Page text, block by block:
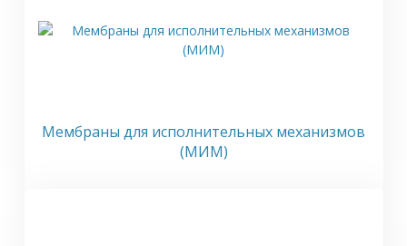
Мембраны для исполнительных механизмов
(МИМ)